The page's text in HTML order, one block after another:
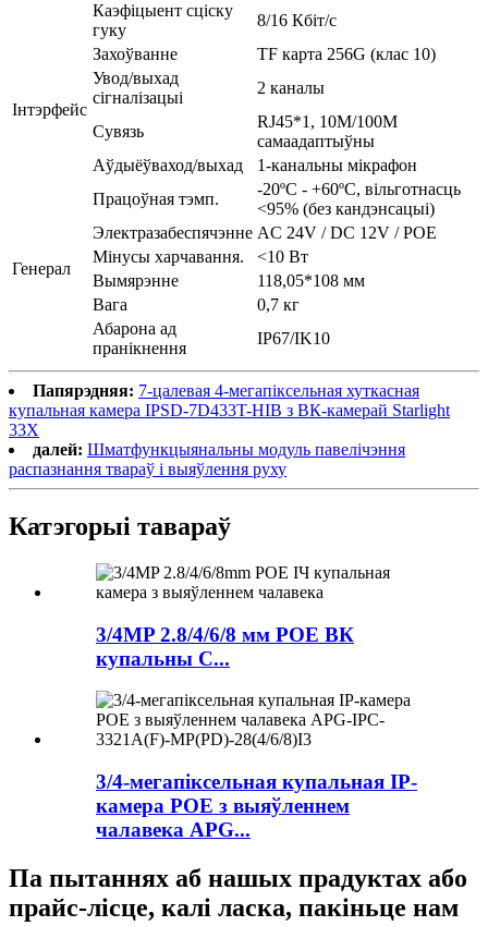
Каэфіцыент сціску
гуку
8/16 Кбіт/с
Інтэрфейс
Захоўванне
TF карта 256G (клас 10)
Увод/выхад
сігналізацыі
2 каналы
Сувязь
RJ45*1, 10M/100M
самаадаптыўны
Аўдыёўваход/выхад
1-канальны мікрафон
Генерал
Працоўная тэмп.
-20ºC - +60ºC, вільготнасць
<95% (без кандэнсацыі)
Электразабеспячэнне AC 24V / DC 12V / POE
Мінусы харчавання.
<10 Вт
Вымярэнне
118,05*108 мм
Вага
0,7 кг
Абарона ад
пранікнення
IP67/IK10
Папярэдняя: 7-цалевая 4-мегапіксельная хуткасная
купальная камера IPSD-7D433T-HIB з ВК-камерай Starlight
33X
далей: Шматфункцыянальны модуль павелічэння
распазнання твараў і выяўлення руху
Катэгорыі тавараў
3/4MP 2.8/4/6/8 мм POE ВК
купальны C...
3/4-мегапіксельная купальная IP-
камера POE з выяўленнем
чалавека APG...
Па пытаннях аб нашых прадуктах або
прайс-лісце, калі ласка, пакіньце нам